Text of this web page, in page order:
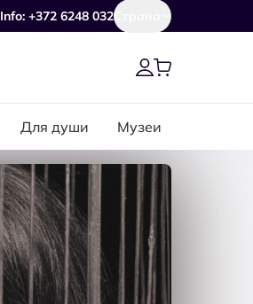
Info: +372 6248 032Страна
Для души Музеи